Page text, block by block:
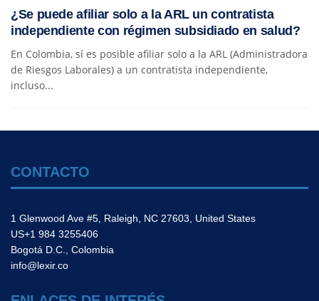
¿Se puede afiliar solo a la ARL un contratista
independiente con régimen subsidiado en salud?
En Colombia, sí es posible afiliar solo a la ARL (Administradora
de Riesgos Laborales) a un contratista independiente,
incluso...
CONTACTO
1 Glenwood Ave #5, Raleigh, NC 27603, United States
US+1 984 3255406
Bogotá D.C., Colombia
info@lexir.co